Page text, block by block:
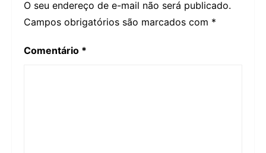
O seu endereço de e-mail não será publicado.
Campos obrigatórios são marcados com *
Comentário *